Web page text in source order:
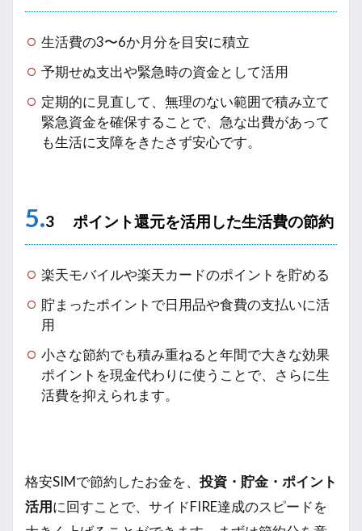
生活費の3〜6か月分を目安に積立
予期せぬ支出や緊急時の資金として活用
定期的に見直して、無理のない範囲で積み立て
緊急資金を確保することで、急な出費があって
も生活に支障をきたさず安心です。
5.3 ポイント還元を活用した生活費の節約
楽天モバイルや楽天カードのポイントを貯める
貯まったポイントで日用品や食費の支払いに活
用
小さな節約でも積み重ねると年間で大きな効果
ポイントを現金代わりに使うことで、さらに生
活費を抑えられます。
格安SIMで節約したお金を、 投資・貯金・ポイント
活用に回すことで、サイドFIRE達成のスピードを